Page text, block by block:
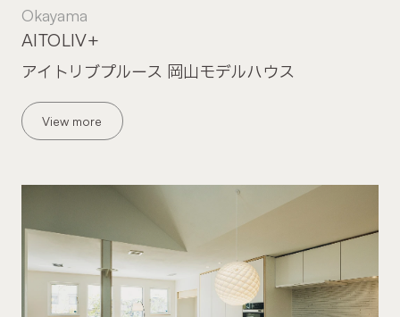
Okayama
アイトリブプルース 岡山モデルハウス
AITOLIV+
View more